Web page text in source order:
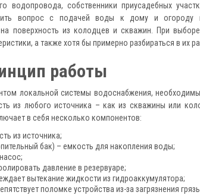
водопровода, собственники приусадебных
вопрос с подачей воды к дому и огороду
поверхность из колодцев и скважин. При
а также хотя бы примерно разбираться в их
работы
локальной системы водоснабжения,
из любого источника – как из скважины или
в себя несколько компонентов:
из источника;
бак) – емкость для накопления воды;
давление в резервуаре;
вытекание жидкости из гидроаккумулятора;
поломке устройства из-за загрязнения